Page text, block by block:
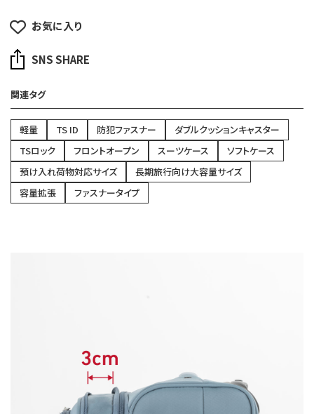
お気に入り
SNS SHARE
関連タグ
軽量 TS ID 防犯ファスナー
ダブルクッションキャスター
TSロック
フロントオープン スーツケース
ソフトケース
預け入れ荷物対応サイズ
長期旅行向け大容量サイズ
容量拡張
ファスナータイプ